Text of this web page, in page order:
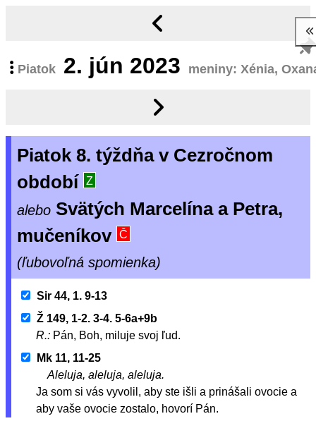
Piatok 2. jún 2023 meniny: Xénia,
Piatok 8. týždňa v Cezročnom
období
Z
alebo Svätých Marcelína a Petra,
mučeníkov Č
(ľubovoľná spomienka)
Sir 44, 1. 9-13
Ž 149, 1-2. 3-4. 5-6a+9b
R.: Pán, Boh, miluje svoj ľud.
Mk 11, 11-25
Aleluja, aleluja, aleluja.
Ja som si vás vyvolil, aby ste išli a prinášali ovocie a
aby vaše ovocie zostalo, hovorí Pán.